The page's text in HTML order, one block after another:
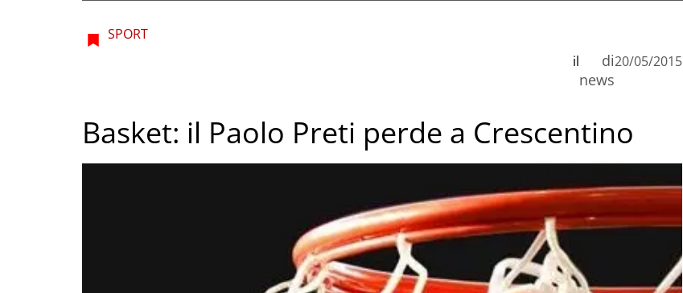
SPORT
di
news
il 20/05/2015
Basket: il Paolo Preti perde a Crescentino